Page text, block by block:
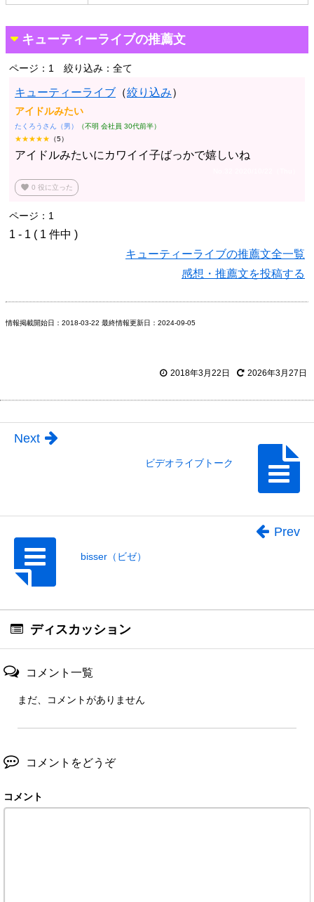
キューティーライブの推薦文
ページ：1 絞り込み：全て
キューティーライブ （絞り込み）
アイドルみたい
たくろうさん（男）
（不明 会社員 30代前半）
★★★★★ （5）
アイドルみたいにカワイイ子ばっかで嬉しいね
favorite 0 役に立った
ページ：1
1 - 1 ( 1 件中 )
キューティーライブの推薦文全一覧
感想・推薦文を投稿する
情報掲載開始日：2018-03-22 最終情報更新日：2024-09-05
2018年3月22日 2026年3月27日
ビデオライブトーク
Next
bisser（ビゼ）
Prev
ディスカッション
コメント一覧
まだ、コメントがありません
コメントをどうぞ
コメント